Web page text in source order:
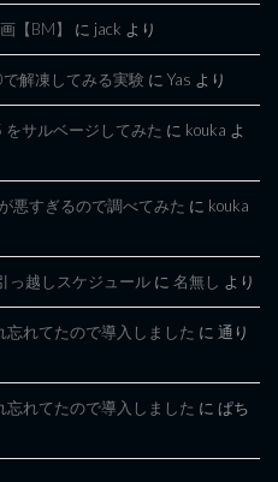
【BM】 に jack より
解凍してみる実験 に Yas より
をサルベージしてみた に kouka よ
悪すぎるので調べてみた に kouka
っ越しスケジュール に 名無し より
忘れてたので導入しました に 通り
忘れてたので導入しました に ぱち